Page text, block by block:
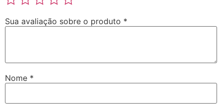
Sua avaliação sobre o produto *
Nome *